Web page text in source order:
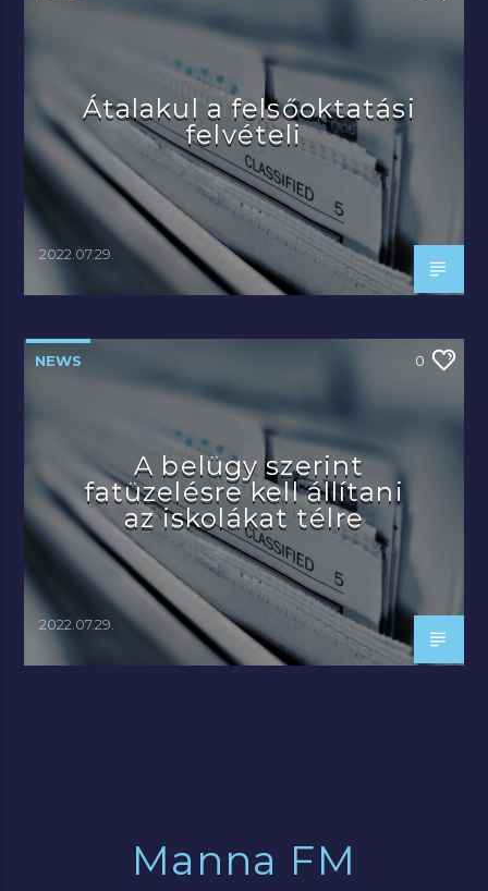
Átalakul a felsőoktatási
felvételi
2022.07.29.
NEWS 0
A belügy szerint
fatüzelésre kell állítani
az iskolákat télre
2022.07.29.
Manna FM